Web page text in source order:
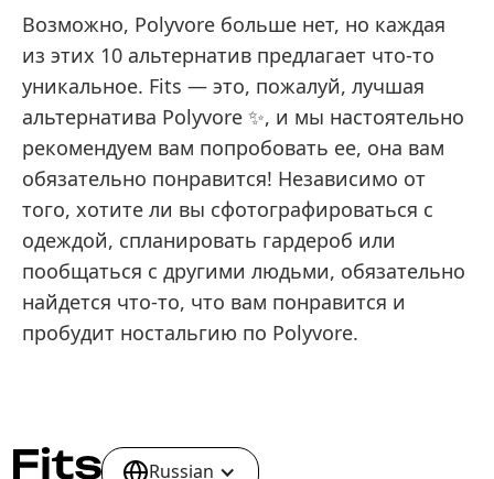
Возможно, Polyvore больше нет, но каждая
из этих 10 альтернатив предлагает что-то
уникальное. Fits — это, пожалуй, лучшая
альтернатива Polyvore ✨, и мы настоятельно
рекомендуем вам попробовать ее, она вам
обязательно понравится! Независимо от
того, хотите ли вы сфотографироваться с
одеждой, спланировать гардероб или
пообщаться с другими людьми, обязательно
найдется что-то, что вам понравится и
пробудит ностальгию по Polyvore.
Russian